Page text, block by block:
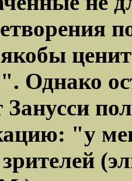
Однако
Занусси
"у